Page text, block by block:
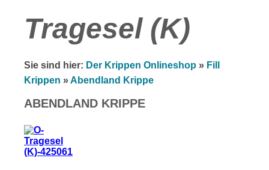
Tragesel (K)
Sie sind hier: Der Krippen Onlineshop » Fill
Krippen »Abendland Krippe
ABENDLAND KRIPPE